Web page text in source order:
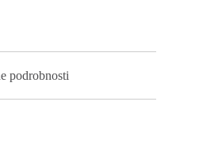
podrobnosti